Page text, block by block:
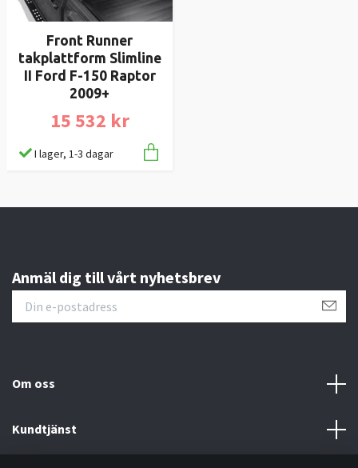
Front Runner
takplattform Slimline
II Ford F-150 Raptor
2009+
15 532 kr
I lager, 1-3 dagar
Anmäl dig till vårt nyhetsbrev
Om oss
Kundtjänst